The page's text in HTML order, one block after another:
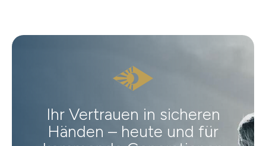
Ihr Vertrauen in sicheren
Händen – heute und für